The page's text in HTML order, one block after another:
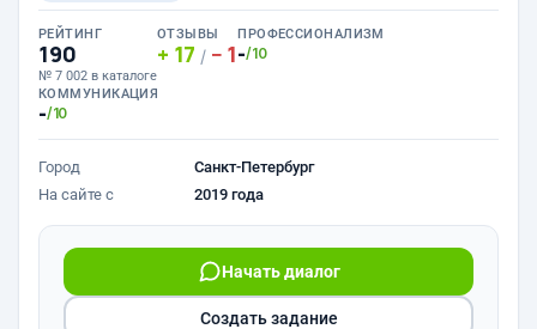
РЕЙТИНГ
190
№ 7 002 в каталоге
ОТЗЫВЫ
17 / 1
ПРОФЕССИОНАЛИЗМ
-/10
КОММУНИКАЦИЯ
-/10
Город
Санкт-Петербург
На сайте с
2019 года
Начать диалог
Создать задание